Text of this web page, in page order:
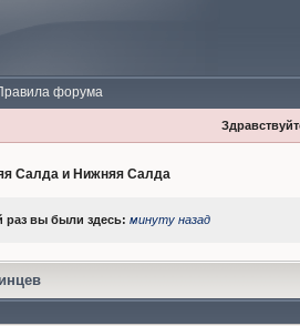
форума
Салда и Нижняя Салда
раз вы были здесь: минуту назад